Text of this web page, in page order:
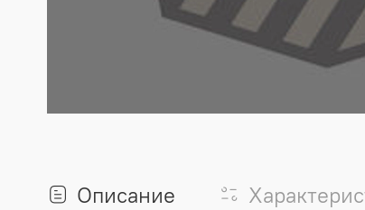
Описание